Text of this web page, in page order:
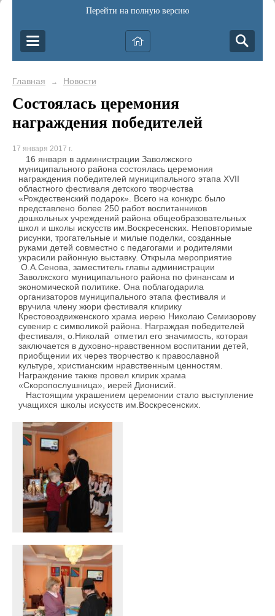
Перейти на полную версию
Главная → Новости
Состоялась церемония
награждения победителей
17 января 2017 г.
16 января в администрации Заволжского
муниципального района состоялась церемония
награждения победителей муниципального этапа XVII
областного фестиваля детского творчества
«Рождественский подарок». Всего на конкурс было
представлено более 250 работ воспитанников
дошкольных учреждений района общеобразовательных
школ и школы искусств им.Воскресенских. Неповторимые
рисунки, трогательные и милые поделки, созданные
руками детей совместно с педагогами и родителями
украсили районную выставку. Открыла мероприятие
О.А.Сенова, заместитель главы администрации
Заволжского муниципального района по финансам и
экономической политике. Она поблагодарила
организаторов муниципального этапа фестиваля и
вручила члену жюри фестиваля клирику
Крестовоздвиженского храма иерею Николаю Семизорову
сувенир с символикой района. Награждая победителей
фестиваля, о.Николай отметил его значимость, которая
заключается в духовно-нравственном воспитании детей,
приобщении их через творчество к православной
культуре, христианским нравственным ценностям.
Награждение также провел клирик храма
«Скоропослушница», иерей Дионисий.
Настоящим украшением церемонии стало выступление
учащихся школы искусств им.Воскресенских.